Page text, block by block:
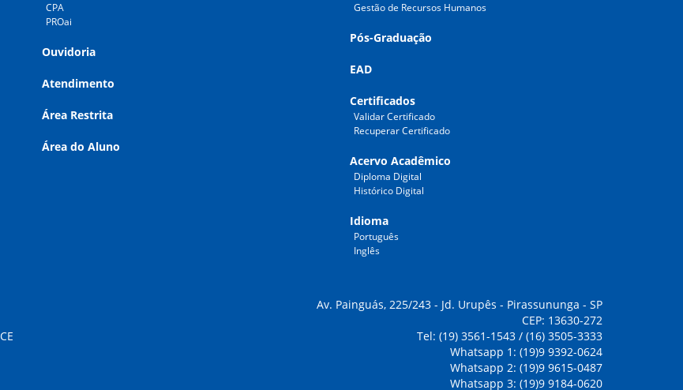
CPA
PROai
Ouvidoria
Atendimento
Área Restrita
Área do Aluno
Gestão de Recursos Humanos
Pós-Graduação
EAD
Certificados
Validar Certificado
Recuperar Certificado
Acervo Acadêmico
Diploma Digital
Histórico Digital
Idioma
Português
Inglês
Av. Painguás, 225/243 - Jd. Urupês - Pirassununga - SP
CEP: 13630-272
Tel: (19) 3561-1543 / (16) 3505-3333
Whatsapp 1: (19)9 9392-0624
Whatsapp 2: (19)9 9615-0487
Whatsapp 3: (19)9 9184-0620